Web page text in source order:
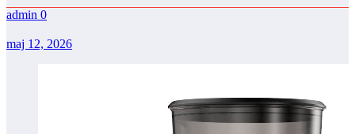
admin 0
maj 12, 2026